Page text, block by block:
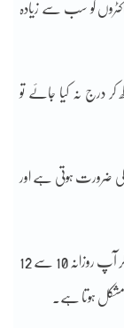
کو سب سے زیادہ
درج نہ کیا جائے تو
کی ضرورت ہوتی ہے اور
امریکا کے مرسی میڈیکل سینٹر کی ڈاکٹر روتھ بروٹو کے مطابق اگر آپ روزانہ 10 سے 12
مشکل ہوتا ہے۔